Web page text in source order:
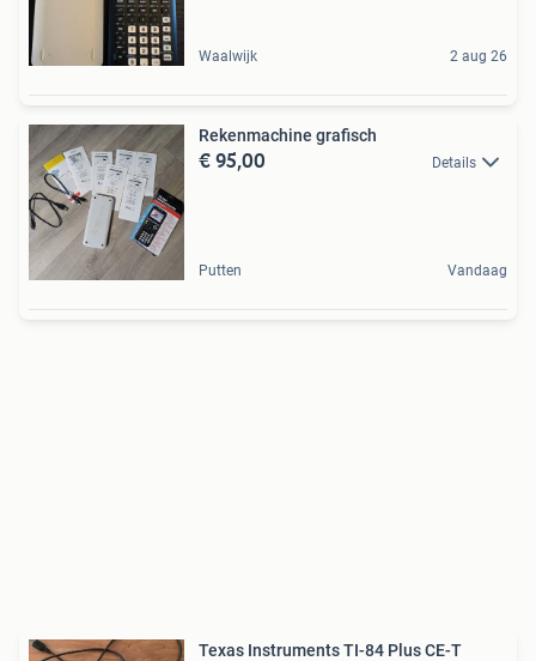
Waalwijk 2 aug 26
Rekenmachine grafisch
€ 95,00 Details
Putten Vandaag
Texas Instruments TI-84 Plus CE-T